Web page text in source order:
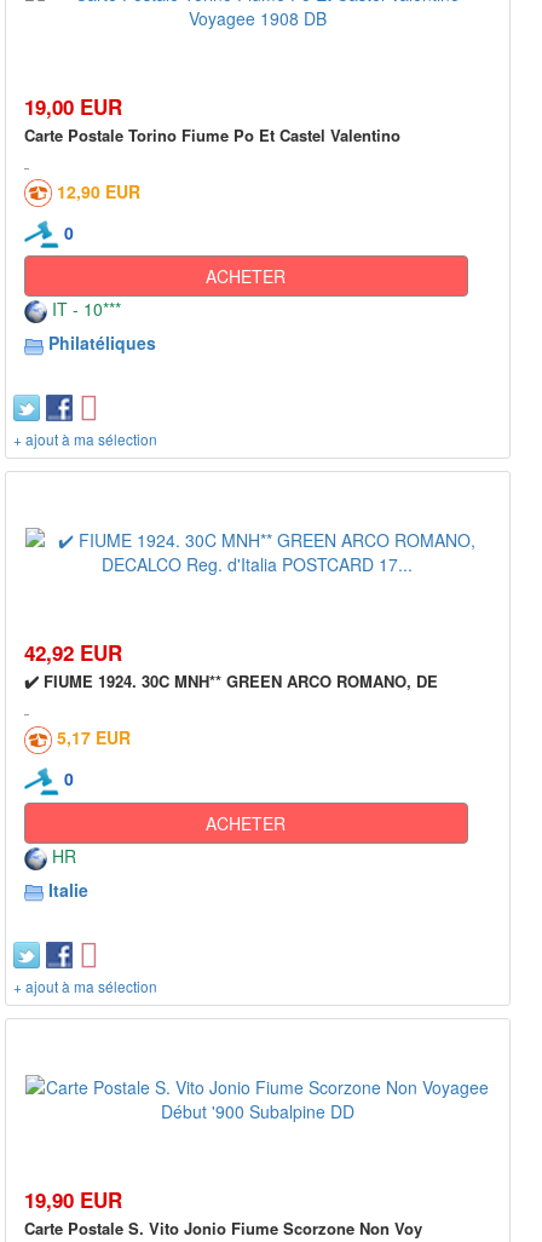
19,00 EUR
Carte Postale Torino Fiume Po Et Castel Valentino
12,90 EUR
0
ACHETER
IT - 10***
Philatéliques
+ ajout à ma sélection
42,92 EUR
✔️ FIUME 1924. 30C MNH** GREEN ARCO ROMANO, DE
5,17 EUR
0
ACHETER
HR
Italie
+ ajout à ma sélection
19,90 EUR
Carte Postale S. Vito Jonio Fiume Scorzone Non Voy